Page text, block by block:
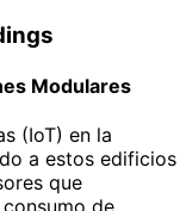
Modulares
(IoT) en la
a estos edificios
que